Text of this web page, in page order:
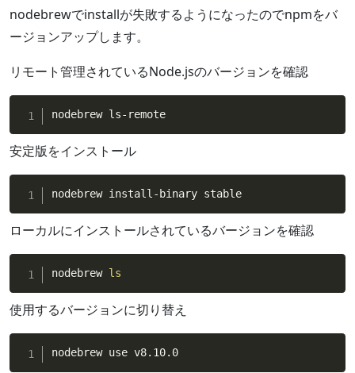
nodebrewでinstallが失敗するようになったのでnpmをバ
ージョンアップします。
リモート管理されているNode.jsのバージョンを確認
nodebrew ls-remote
安定版をインストール
nodebrew install-binary stable
ローカルにインストールされているバージョンを確認
nodebrew ls
使用するバージョンに切り替え
nodebrew use v8.10.0